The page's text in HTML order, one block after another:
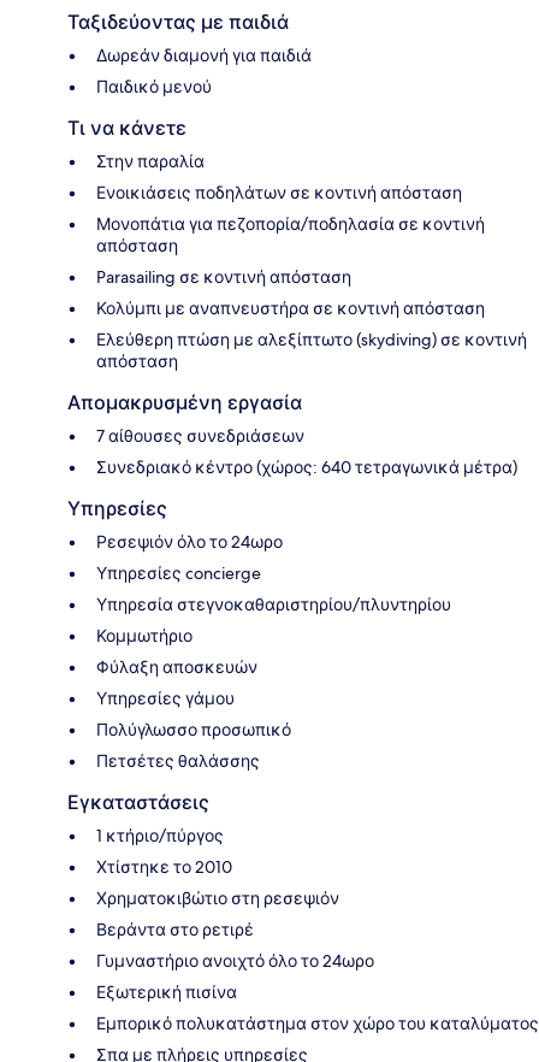
Ταξιδεύοντας με παιδιά
Δωρεάν διαμονή για παιδιά
Παιδικό μενού
Τι να κάνετε
Στην παραλία
Ενοικιάσεις ποδηλάτων σε κοντινή απόσταση
Μονοπάτια για πεζοπορία/ποδηλασία σε κοντινή
απόσταση
Parasailing σε κοντινή απόσταση
Κολύμπι με αναπνευστήρα σε κοντινή απόσταση
Ελεύθερη πτώση με αλεξίπτωτο (skydiving) σε κοντινή
απόσταση
Απομακρυσμένη εργασία
7 αίθουσες συνεδριάσεων
Συνεδριακό κέντρο (χώρος: 640 τετραγωνικά μέτρα)
Υπηρεσίες
Ρεσεψιόν όλο το 24ωρο
Υπηρεσίες concierge
Υπηρεσία στεγνοκαθαριστηρίου/πλυντηρίου
Κομμωτήριο
Φύλαξη αποσκευών
Υπηρεσίες γάμου
Πολύγλωσσο προσωπικό
Πετσέτες θαλάσσης
Εγκαταστάσεις
1 κτήριο/πύργος
Χτίστηκε το 2010
Χρηματοκιβώτιο στη ρεσεψιόν
Βεράντα στο ρετιρέ
Γυμναστήριο ανοιχτό όλο το 24ωρο
Εξωτερική πισίνα
Εμπορικό πολυκατάστημα στον χώρο του καταλύματος
Σπα με πλήρεις υπηρεσίες